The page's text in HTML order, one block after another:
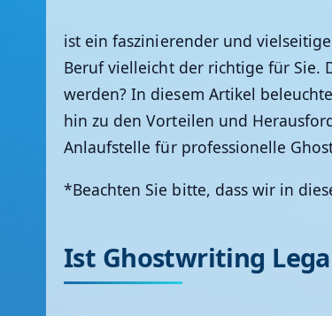
ist ein faszinierender und
Beruf vielleicht der richtige für Sie.
werden? In diesem Artikel
hin zu den Vorteilen und
Anlaufstelle für professionelle
*Beachten Sie bitte, dass wir in
Ist Ghostwriting